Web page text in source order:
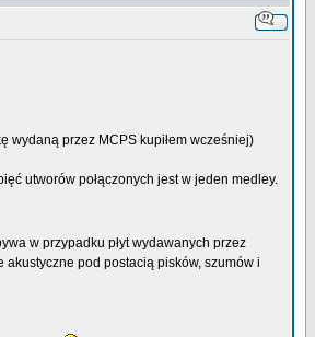
wydaną przez MCPS kupiłem wcześniej)
utworów połączonych jest w jeden medley.
w przypadku płyt wydawanych przez
pod postacią pisków, szumów i